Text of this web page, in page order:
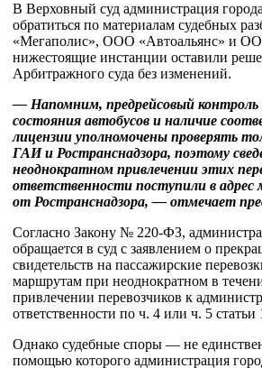
В Верховный суд администрация
обратиться по материалам судебных
«Мегаполис», ООО «Автоальянс» и
нижестоящие инстанции оставили
Арбитражного суда без изменений.
— Напомним, предрейсовый контроль
состояния автобусов и наличие
лицензии уполномочены проверять
ГАИ и Ространснадзора, поэтому
неоднократном привлечении этих
ответственности поступили в
от Ространснадзора, — отмечает
Согласно Закону № 220-ФЗ,
обращается в суд с заявлением о
свидетельств на пассажирские
маршрутам при неоднократном в
привлечении перевозчиков к
ответственности по ч. 4 или ч. 5
Однако судебные споры — не
помощью которого администрация